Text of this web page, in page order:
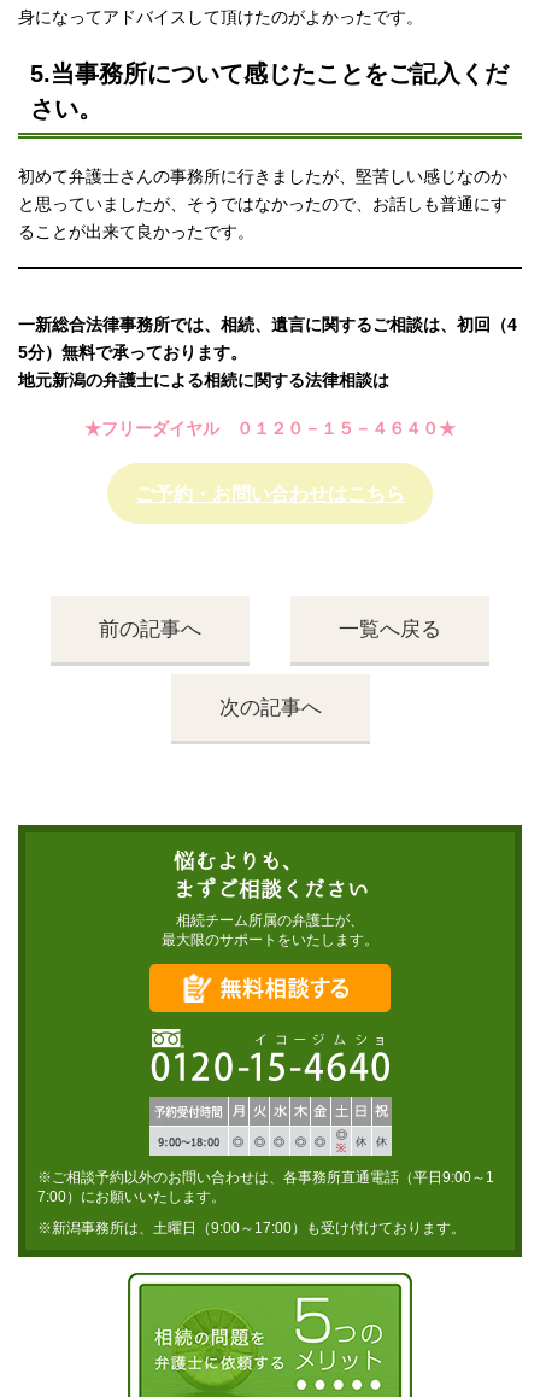
身になってアドバイスして頂けたのがよかったです。
5.当事務所について感じたことをご記入くだ
さい。
初めて弁護士さんの事務所に行きましたが、堅苦しい感じなのか
と思っていましたが、そうではなかったので、お話しも普通にす
ることが出来て良かったです。
一新総合法律事務所では、相続、遺言に関するご相談は、初回（4
5分）無料で承っております。
地元新潟の弁護士による相続に関する法律相談は
★フリーダイヤル ０１２０－１５－４６４０★
ご予約・お問い合わせはこちら
前の記事へ 一覧へ戻る
次の記事へ
相続チーム所属の弁護士が、
最大限のサポートをいたします。
※ご相談予約以外のお問い合わせは、各事務所直通電話（平日9:00～1
7:00）にお願いいたします。
※新潟事務所は、土曜日（9:00～17:00）も受け付けております。